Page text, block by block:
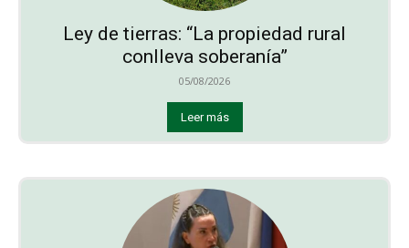
Ley de tierras: “La propiedad rural
conlleva soberanía”
05/08/2026
Leer más